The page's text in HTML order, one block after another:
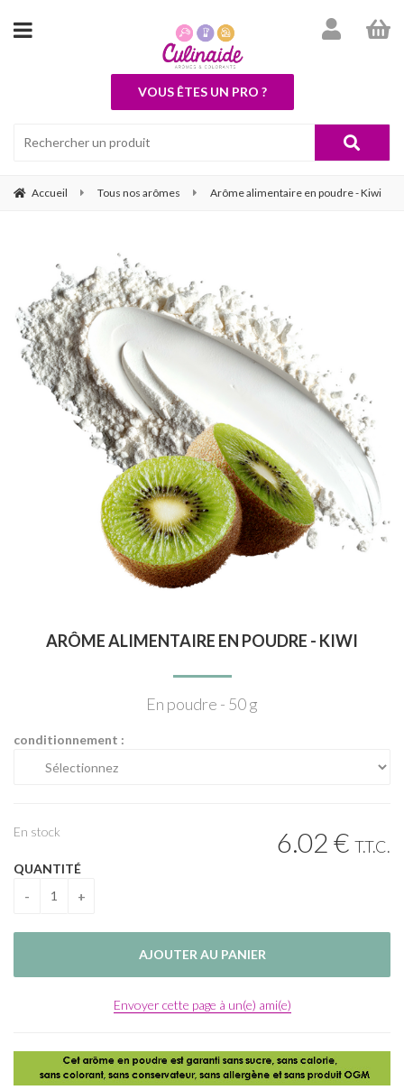
VOUS ÊTES UN PRO ?
Accueil Tous nos arômes Arôme alimentaire en poudre - Kiwi
ARÔME ALIMENTAIRE EN POUDRE - KIWI
En poudre - 50 g
conditionnement :
6.02€ T.T.C.
En stock
QUANTITÉ
Envoyer cette page à un(e) ami(e)